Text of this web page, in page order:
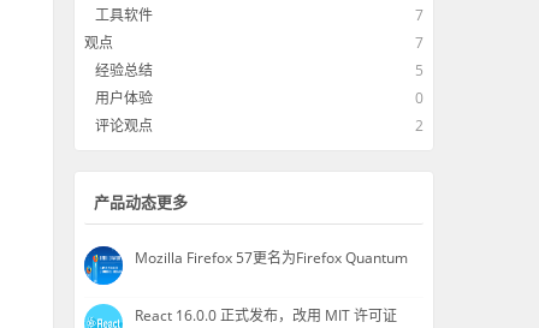
工具软件
7
观点
7
经验总结
5
用户体验
0
评论观点
2
产品动态更多
Mozilla Firefox 57更名为Firefox Quantum
React 16.0.0 正式发布，改用 MIT 许可证